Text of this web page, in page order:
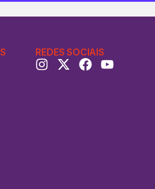
REDES SOCIAIS